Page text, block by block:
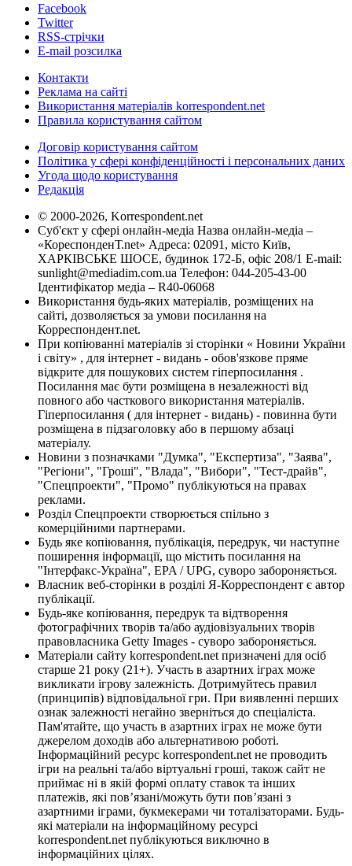
Facebook
Twitter
RSS-стрічки
E-mail розсилка
Контакти
Реклама на сайті
Використання матеріалів korrespondent.net
Правила користування сайтом
Договір користування сайтом
Політика у сфері конфіденційності і персональних даних
Угода щодо користування
Редакція
© 2000-2026, Korrespondent.net
Суб'єкт у сфері онлайн-медіа Назва онлайн-медіа –
«КореспонденТ.net» Адреса: 02091, місто Київ,
ХАРКІВСЬКЕ ШОСЕ, будинок 172-Б, офіс 208/1 E-mail:
sunlight@mediadim.com.ua Телефон: 044-205-43-00
Ідентифікатор медіа – R40-06068
Використання будь-яких матеріалів, розміщених на
сайті, дозволяється за умови посилання на
Корреспондент.net.
При копіюванні матеріалів зі сторінки « Новини України
і світу» , для інтернет - видань - обов'язкове пряме
відкрите для пошукових систем гіперпосилання .
Посилання має бути розміщена в незалежності від
повного або часткового використання матеріалів.
Гіперпосилання ( для інтернет - видань) - повинна бути
розміщена в підзаголовку або в першому абзаці
матеріалу.
Новини з позначками "Думка", "Експертиза", "Заява",
"Регіони", "Гроші", "Влада", "Вибори", "Тест-драйв",
"Спецпроекти", "Промо" публікуються на правах
реклами.
Розділ Спецпроекти створюється спільно з
комерційними партнерами.
Будь яке копіювання, публікація, передрук, чи наступне
поширення інформації, що містить посилання на
"Інтерфакс-Україна", EPA / UPG, суворо забороняється.
Власник веб-сторінки в розділі Я-Корреспондент є автор
публікації.
Будь-яке копіювання, передрук та відтворення
фотографічних творів та/або аудіовізуальних творів
правовласника Getty Images - суворо забороняється.
Матеріали сайту korrespondent.net призначені для осіб
старше 21 року (21+). Участь в азартних іграх може
викликати ігрову залежність. Дотримуйтесь правил
(принципів) відповідальної гри. При виявленні перших
ознак залежності негайно зверніться до спеціаліста.
Пам'ятайте, що участь в азартних іграх не може бути
джерелом доходів або альтернативою роботі.
Інформаційний ресурс korrespondent.net не проводить
ігри на реальні та/або віртуальні гроші, також сайт не
приймає ні в якій формі оплату ставок та інших
платежів, які пов’язані/можуть бути пов’язані з
азартними іграми, букмекерами чи тоталізаторами. Будь-
які матеріали на інформаційному ресурсі
korrespondent.net публікуються виключно в
інформаційних цілях.